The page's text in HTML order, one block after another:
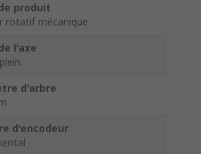
produit
rotatif mécanique
l'axe
d'arbre
d'encodeur